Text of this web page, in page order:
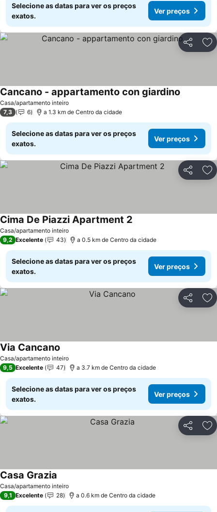
Selecione as datas para ver os preços
exatos.
Ver preços
Partilhar
Casa/apartamento inteiro
Cancano - appartamento con giardino
7,3 6 a 1.3 km de Centro da cidade
Selecione as datas para ver os preços
exatos.
Ver preços
Partilhar
Casa/apartamento inteiro
Cima De Piazzi Apartment 2
9,2 Excelente 43 a 0.5 km de Centro da cidade
Selecione as datas para ver os preços
exatos.
Ver preços
Partilhar
Casa/apartamento inteiro
Via Cancano
9,5 Excelente 47 a 3.7 km de Centro da cidade
Selecione as datas para ver os preços
exatos.
Ver preços
Partilhar
Casa/apartamento inteiro
Casa Grazia
9,1 Excelente 28 a 0.6 km de Centro da cidade